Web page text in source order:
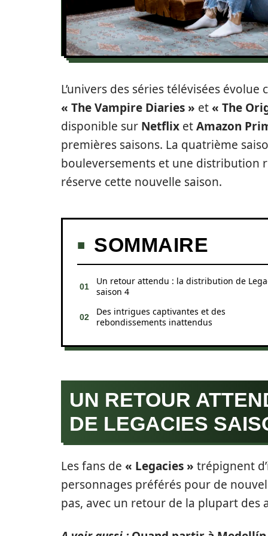
L’univers des séries télévisées
« The Vampire Diaries » et « The
disponible sur Netflix etAmazon
premières saisons. La quatrième
bouleversements et une distribution
réserve cette nouvelle saison.
SOMMAIRE
Un retour attendu : la distribution de
saison 4
Des intrigues captivantes et des
rebondissements inattendus
UN RETOUR
DE LEGACIES
Les fans de « Legacies » trépignent
personnages préférés pour de
pas, avec un retour de la plupart des